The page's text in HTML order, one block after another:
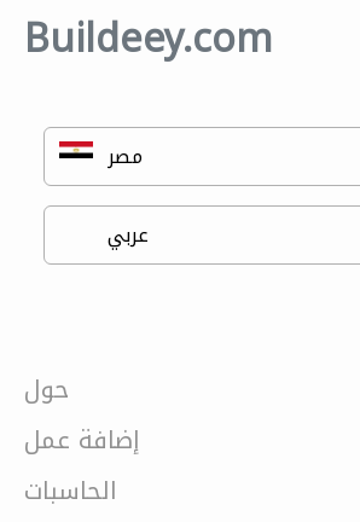
Buildeey.com
حول
إضافة عمل
الحاسبات